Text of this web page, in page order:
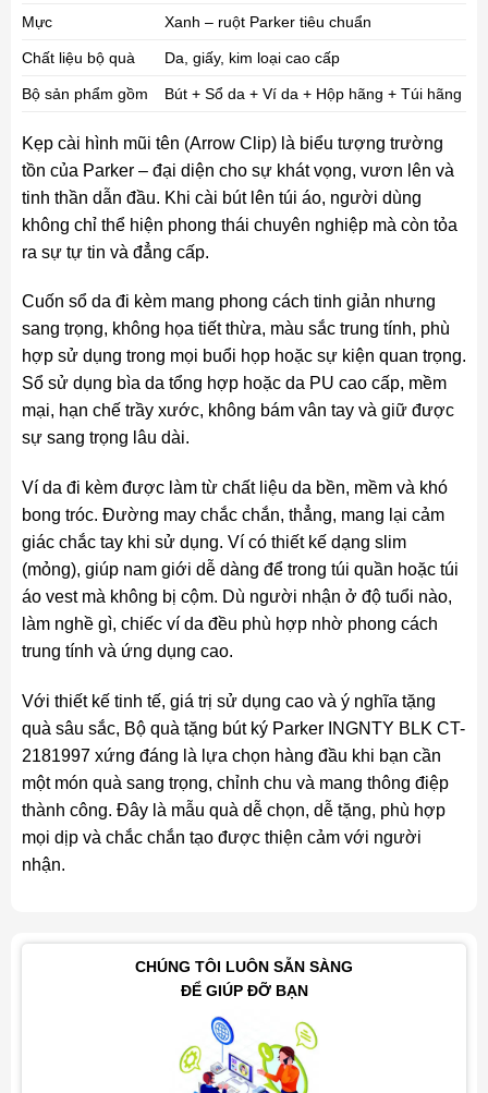
Mực Xanh – ruột Parker tiêu chuẩn
Chất liệu bộ quà Da, giấy, kim loại cao cấp
Bộ sản phẩm gồm Bút + Sổ da + Ví da + Hộp hãng + Túi hãng
Kẹp cài hình mũi tên (Arrow Clip) là biểu tượng trường
tồn của Parker – đại diện cho sự khát vọng, vươn lên và
tinh thần dẫn đầu. Khi cài bút lên túi áo, người dùng
không chỉ thể hiện phong thái chuyên nghiệp mà còn tỏa
ra sự tự tin và đẳng cấp.
Cuốn sổ da đi kèm mang phong cách tinh giản nhưng
sang trọng, không họa tiết thừa, màu sắc trung tính, phù
hợp sử dụng trong mọi buổi họp hoặc sự kiện quan trọng.
Sổ sử dụng bìa da tổng hợp hoặc da PU cao cấp, mềm
mại, hạn chế trầy xước, không bám vân tay và giữ được
sự sang trọng lâu dài.
Ví da đi kèm được làm từ chất liệu da bền, mềm và khó
bong tróc. Đường may chắc chắn, thẳng, mang lại cảm
giác chắc tay khi sử dụng. Ví có thiết kế dạng slim
(mỏng), giúp nam giới dễ dàng để trong túi quần hoặc túi
áo vest mà không bị cộm. Dù người nhận ở độ tuổi nào,
làm nghề gì, chiếc ví da đều phù hợp nhờ phong cách
trung tính và ứng dụng cao.
Với thiết kế tinh tế, giá trị sử dụng cao và ý nghĩa tặng
quà sâu sắc, Bộ quà tặng bút ký Parker INGNTY BLK CT-
2181997 xứng đáng là lựa chọn hàng đầu khi bạn cần
một món quà sang trọng, chỉnh chu và mang thông điệp
thành công. Đây là mẫu quà dễ chọn, dễ tặng, phù hợp
mọi dịp và chắc chắn tạo được thiện cảm với người
nhận.
CHÚNG TÔI LUÔN SẴN SÀNG
ĐỂ GIÚP ĐỠ BẠN